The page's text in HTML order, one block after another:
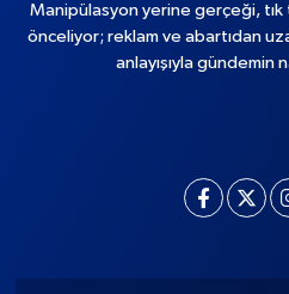
Manipülasyon yerine gerçeği,
önceliyor; reklam ve abartıdan
anlayışıyla gündemin